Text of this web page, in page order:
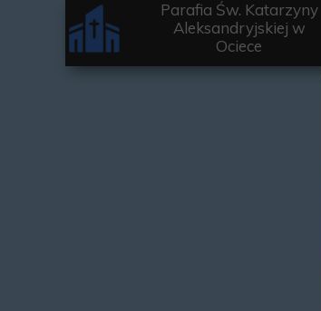
Parafia Św. Katarzyny
Aleksandryjskiej w
Ociece